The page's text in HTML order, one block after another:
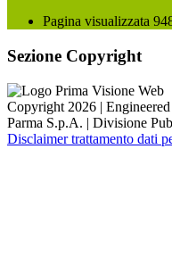
Pagina visualizzata
Sezione Copyright
Copyright 2026 |
Parma S.p.A. | Divisione
Disclaimer trattamento dati